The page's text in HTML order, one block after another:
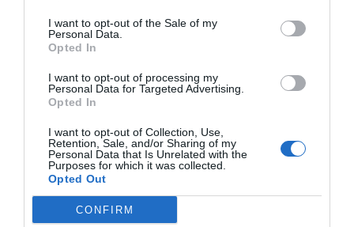
I want to opt-out of the Sale of my
Personal Data.
Opted In
I want to opt-out of processing my
Personal Data for Targeted Advertising.
Opted In
I want to opt-out of Collection, Use,
Retention, Sale, and/or Sharing of my
Personal Data that Is Unrelated with the
Purposes for which it was collected.
Opted Out
CONFIRM
CaixaBank
concedeix 23.000
MEUR per a donar
suport a la
internacionalització
de les empreses
reforçarà la
formació en
tota la seva plantilla
el 2023
incrementa
el